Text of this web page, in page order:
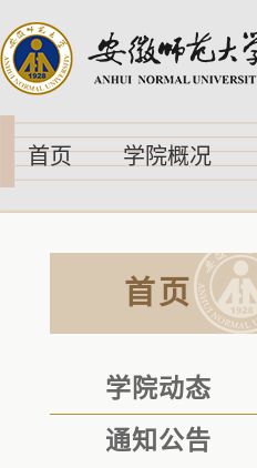
首页 学院概况
首页
学院动态
通知公告